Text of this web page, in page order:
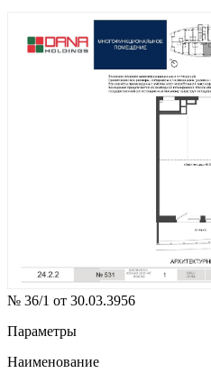
№ 36/1 от 30.03.3956
Параметры
Наименование